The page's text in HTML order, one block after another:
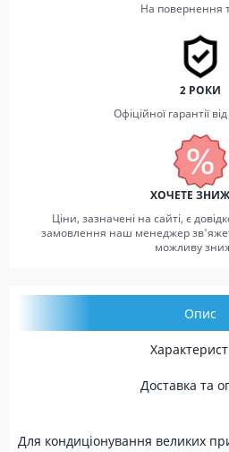
На повернення
2 РОКИ
Офіційної гарантії
ХОЧЕТЕ
Ціни, зазначені на сайті, є
замовлення наш менеджер
можливу
Опис
Доставка та
Для кондиціонування великих